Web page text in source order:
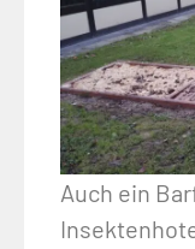
Auch ein